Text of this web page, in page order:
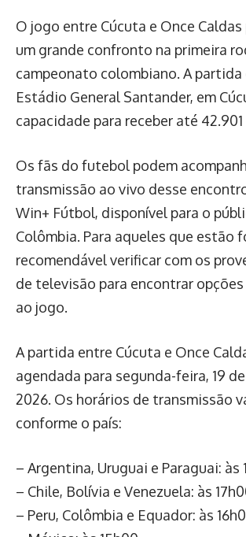
O jogo entre Cúcuta e Once
um grande confronto na primeira
campeonato colombiano. A partida
Estádio General Santander, em
capacidade para receber até
Os fãs do futebol podem
transmissão ao vivo desse
Win+ Fútbol, disponível para o
Colômbia. Para aqueles que estão
recomendável verificar com os
de televisão para encontrar
ao jogo.
A partida entre Cúcuta e Once
agendada para segunda-feira, 19
2026. Os horários de transmissão
conforme o país:
– Argentina, Uruguai e Paraguai: às
– Chile, Bolívia e Venezuela: às
– Peru, Colômbia e Equador: às